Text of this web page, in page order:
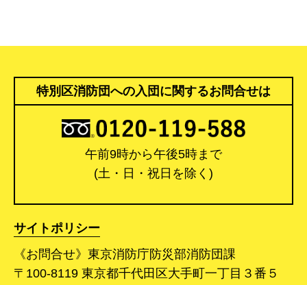
特別区消防団への入団に関するお問合せは
午前9時から午後5時まで
(土・日・祝日を除く)
サイトポリシー
《お問合せ》東京消防庁防災部消防団課
〒100-8119 東京都千代田区大手町一丁目３番５